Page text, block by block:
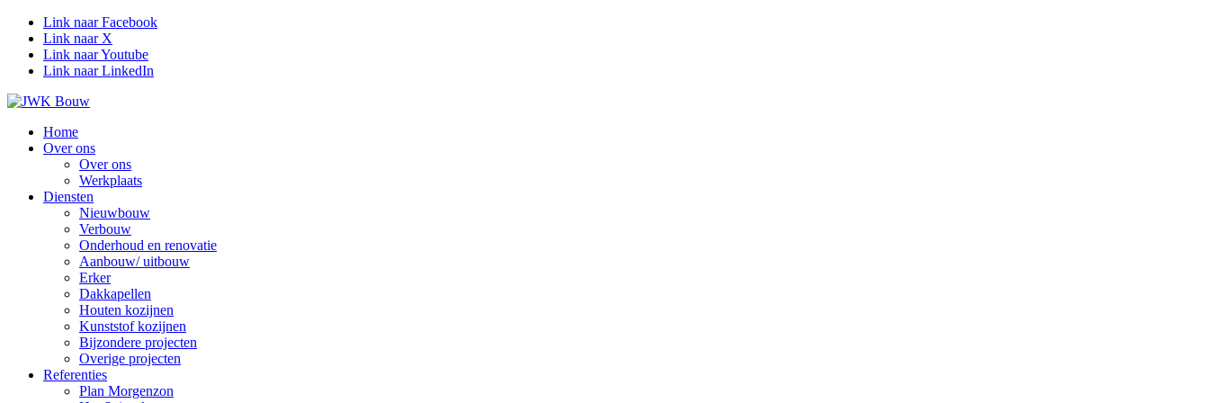
Link naar Facebook
Link naar X
Link naar Youtube
Link naar LinkedIn
Home
Over ons
Over ons
Werkplaats
Diensten
Nieuwbouw
Verbouw
Onderhoud en renovatie
Aanbouw/ uitbouw
Erker
Dakkapellen
Houten kozijnen
Kunststof kozijnen
Bijzondere projecten
Overige projecten
Referenties
Plan Morgenzon